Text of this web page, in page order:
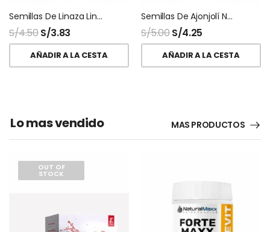
Semillas De Linaza Lino Peruana Nacional
S/4.50S/3.83
AÑADIR A LA CESTA
Semillas De Ajonjolí Negro Sésamo Black
S/5.00S/4.25
AÑADIR A LA CESTA
Lo mas vendido MAS PRODUCTOS
OUT OF
STOCK